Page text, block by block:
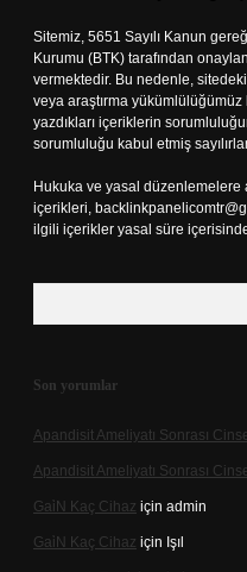
Sitemiz, 5651 Sayılı Kanun
Kurumu (BTK) tarafından
vermektedir. Bu nedenle,
veya araştırma
yazdıkları içeriklerin
sorumluluğu kabul etmiş
Hukuka ve yasal düzenlemelere
içerikleri,
ilgili içerikler yasal süre
Son yorumlar
Apandisit Ameliyatı Sonrası
Apandisit Ameliyatı Sonrası
Gai̇N Kaç Cihaz için admin
Gai̇N Kaç Cihaz için Işıl